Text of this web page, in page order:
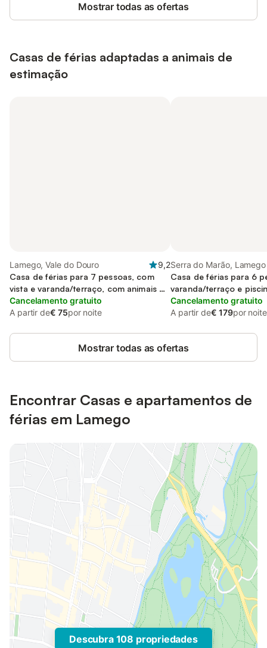
Mostrar todas as ofertas
Casas de férias adaptadas a animais de
estimação
Lamego, Vale do Douro
9,2
Casa de férias para 7 pessoas, com
vista e varanda/terraço, com animais de
estimação
Cancelamento gratuito
A partir de€ 75por noite
Serra do Marão, Lamego
Casa de férias para 6
varanda/terraço e
terraço
Cancelamento gratuito
A partir de€ 179por noite
Mostrar todas as ofertas
Encontrar Casas e apartamentos de
férias em Lamego
Descubra 108 propriedades